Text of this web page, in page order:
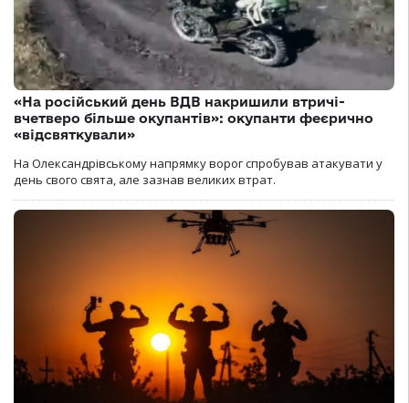
«На російський день ВДВ накришили втричі-
вчетверо більше окупантів»: окупанти феєрично
«відсвяткували»
На Олександрівському напрямку ворог спробував атакувати у
день свого свята, але зазнав великих втрат.